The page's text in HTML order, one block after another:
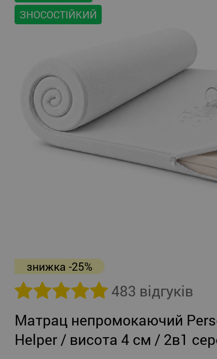
ЗНОСОСТІЙКИЙ
знижка -25%
483 відгуків
Матрац непромокаючий
Helper / висота 4 см / 2в1